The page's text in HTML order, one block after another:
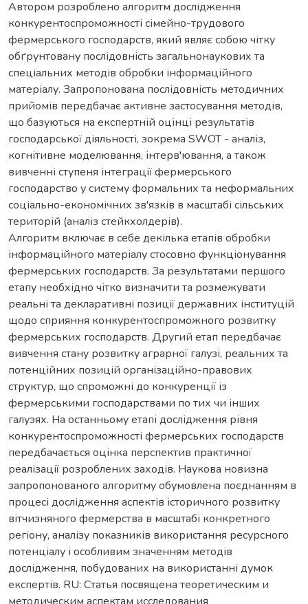
Автором розроблено алгоритм дослідження
конкурентоспроможності сімейно-трудового
фермерського господарств, який являє собою чітку
обґрунтовану послідовність загальнонаукових та
спеціальних методів обробки інформаційного
матеріалу. Запропонована послідовність методичних
прийомів передбачає активне застосування методів,
що базуються на експертній оцінці результатів
господарської діяльності, зокрема SWOT - аналіз,
когнітивне моделювання, інтерв'ювання, а також
вивченні ступеня інтеграції фермерського
господарство у систему формальних та неформальних
соціально-економічних зв'язків в масштабі сільських
територій (аналіз стейкхолдерів).
Алгоритм включає в себе декілька етапів обробки
інформаційного матеріалу стосовно функціонування
фермерських господарств. За результатами першого
етапу необхідно чітко визначити та розмежувати
реальні та декларативні позиції державних інституцій
щодо сприяння конкурентоспроможного розвитку
фермерських господарств. Другий етап передбачає
вивчення стану розвитку аграрної галузі, реальних та
потенційних позицій організаційно-правових
структур, що спроможні до конкуренції із
фермерськими господарствами по тих чи інших
галузях. На останньому етапі дослідження рівня
конкурентоспроможності фермерських господарств
передбачається оцінка перспектив практичної
реалізації розроблених заходів. Наукова новизна
запропонованого алгоритму обумовлена поєднанням в
процесі дослідження аспектів історичного розвитку
вітчизняного фермерства в масштабі конкретного
регіону, аналізу показників використання ресурсного
потенціалу і особливим значенням методів
дослідження, побудованих на використанні думок
експертів. RU: Статья посвящена теоретическим и